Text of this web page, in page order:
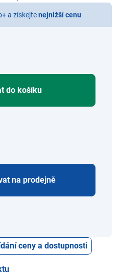
a získejtenejnižší cenu
do košíku
na prodejně
ceny a dostupnosti